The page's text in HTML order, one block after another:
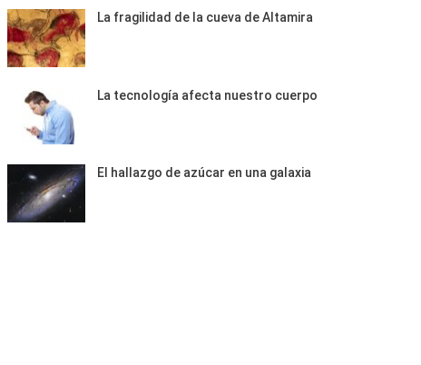
La fragilidad de la cueva de Altamira
La tecnología afecta nuestro cuerpo
El hallazgo de azúcar en una galaxia